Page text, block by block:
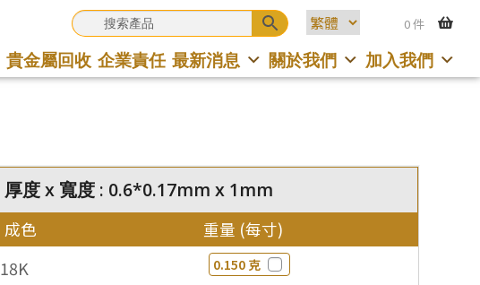
0 件
貴金屬回收 企業責任 最新消息 關於我們 加入我們
厚度 x 寬度 : 0.6*0.17mm x 1mm
成色 重量 (每寸)
18K 0.150 克